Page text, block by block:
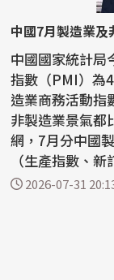
中國7月製造業
中國國家統計局
指數（PMI）為
造業商務活動指
非製造業景氣都比上個月差。
網，7月分中國
（生產指數、
指數和供...
2026-07-31